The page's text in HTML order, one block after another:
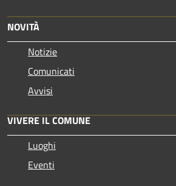
NOVITÀ
Notizie
Comunicati
Avvisi
VIVERE IL COMUNE
Luoghi
Eventi